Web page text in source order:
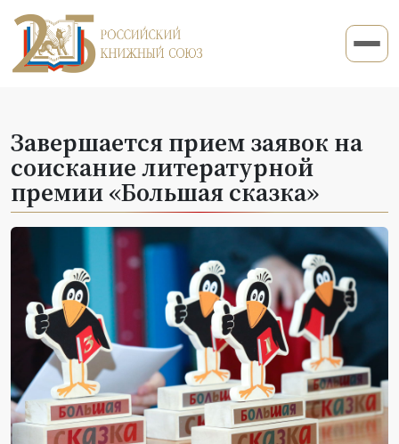
Завершается прием заявок на
соискание литературной
премии «Большая сказка»